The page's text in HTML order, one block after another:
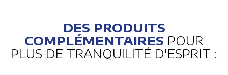
DES PRODUITS
COMPLÉMENTAIRES POUR
PLUS DE TRANQUILITÉ D'ESPRIT :